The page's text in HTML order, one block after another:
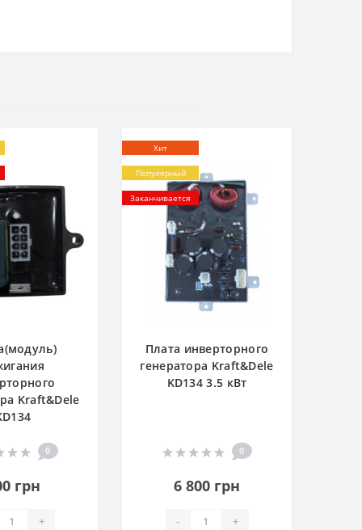
Kraft&Dele
0
грн
+
Хит
Популярный
Заканчивается
Плата инверторного
генератора Kraft&Dele
KD134 3.5 кВт
0
6 800 грн
- +